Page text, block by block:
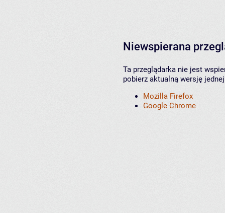
Niewspierana
Ta przeglądarka nie jest
pobierz aktualną wersję
Mozilla Firefox
Google Chrome